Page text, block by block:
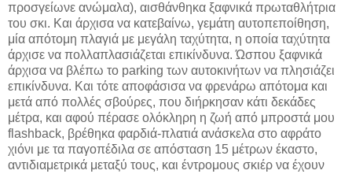
προσγείωνε ανώμαλα), αισθάνθηκα ξαφνικά πρωταθλήτρια
του σκι. Και άρχισα να κατεβαίνω, γεμάτη αυτοπεποίθηση,
μία απότομη πλαγιά με μεγάλη ταχύτητα, η οποία ταχύτητα
άρχισε να πολλαπλασιάζεται επικίνδυνα. Ώσπου ξαφνικά
άρχισα να βλέπω το parking των αυτοκινήτων να πλησιάζει
επικίνδυνα. Και τότε αποφάσισα να φρενάρω απότομα και
μετά από πολλές σβούρες, που διήρκησαν κάτι δεκάδες
μέτρα, και αφού πέρασε ολόκληρη η ζωή από μπροστά μου
flashback, βρέθηκα φαρδιά-πλατιά ανάσκελα στο αφράτο
χιόνι με τα παγοπέδιλα σε απόσταση 15 μέτρων έκαστο,
αντιδιαμετρικά μεταξύ τους, και έντρομους σκιέρ να έχουν